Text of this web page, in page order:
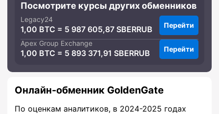
Посмотрите курсы других обменников
Legacy24
1,00 BTC = 5 987 605,87 SBERRUB Перейти
Apex Group Exchange
1,00 BTC = 5 893 371,91 SBERRUB Перейти
Онлайн-обменник GoldenGate
По оценкам аналитиков, в 2024-2025 годах